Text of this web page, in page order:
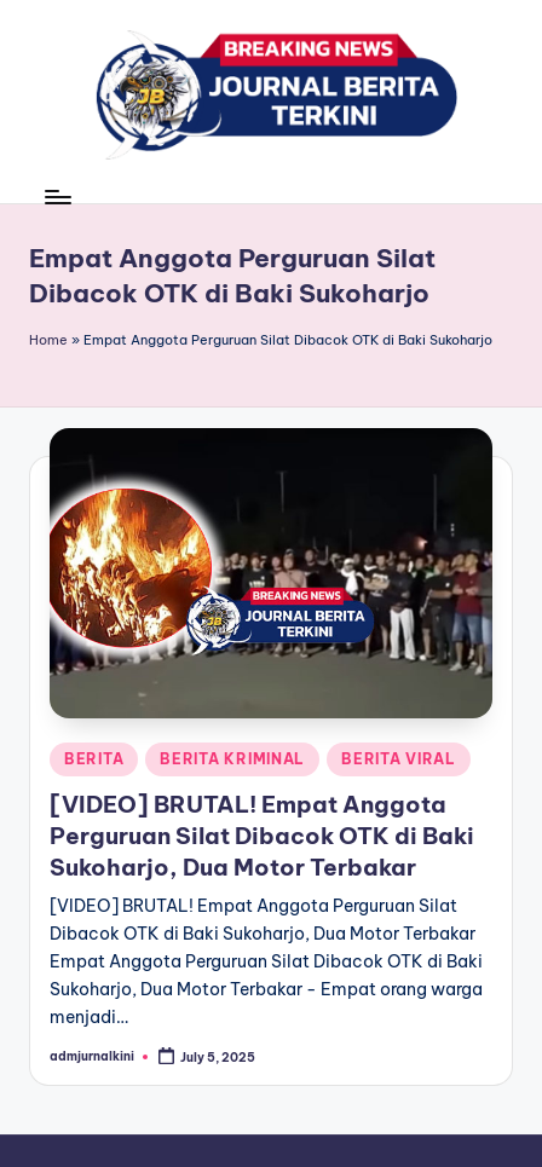
r
n
a
B
e
ri
t
a
T
e
r
k
n
news
Empat Anggota Perguruan Silat
Dibacok OTK di Baki Sukoharjo
Home » Empat Anggota Perguruan Silat Dibacok OTK di Baki Sukoharjo
Posted
in
BERITA BERITA KRIMINAL BERITA VIRAL
[VIDEO] BRUTAL! Empat Anggota
Perguruan Silat Dibacok OTK di Baki
Sukoharjo, Dua Motor Terbakar
[VIDEO] BRUTAL! Empat Anggota Perguruan Silat
Dibacok OTK di Baki Sukoharjo, Dua Motor Terbakar
Empat Anggota Perguruan Silat Dibacok OTK di Baki
Sukoharjo, Dua Motor Terbakar - Empat orang warga
menjadi…
Posted
admjurnalkini July 5, 2025